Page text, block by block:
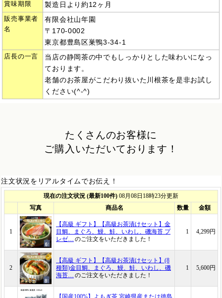
賞味期限 製造日より約12ヶ月
販売事業者
名
有限会社山年園
〒170-0002
東京都豊島区巣鴨3-34-1
店長の一言
当店の静岡茶の中でもしっかりとした味わいになっ
ております。
老舗のお茶屋がこだわり抜いた川根茶を是非お試し
ください(^-^)
たくさんのお客様に
ご購入いただいております！
注文状況をリアルタイムでお伝え！